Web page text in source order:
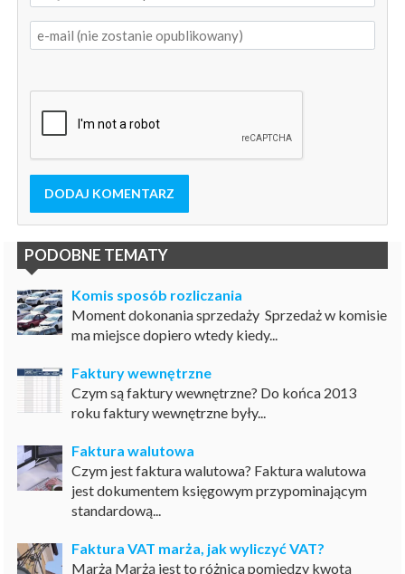
DODAJ KOMENTARZ
PODOBNE TEMATY
Komis sposób rozliczania
Moment dokonania sprzedaży Sprzedaż w komisie
ma miejsce dopiero wtedy kiedy...
Faktury wewnętrzne
Czym są faktury wewnętrzne? Do końca 2013
roku faktury wewnętrzne były...
Faktura walutowa
Czym jest faktura walutowa? Faktura walutowa
jest dokumentem księgowym przypominającym
standardową...
Faktura VAT marża, jak wyliczyć VAT?
Marża Marżą jest to różnica pomiędzy kwotą